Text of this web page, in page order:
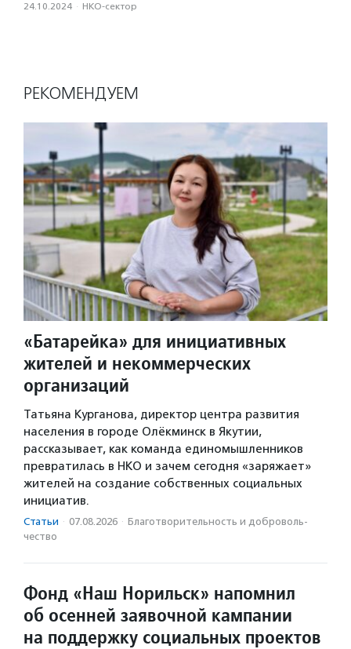
24.10.2024 · НКО-сектор
РЕКОМЕНДУЕМ
«Батарейка» для инициативных
жителей и некоммерческих
организаций
Татьяна Курганова, директор центра развития
населения в городе Олёкминск в Якутии,
рассказывает, как команда единомышленников
превратилась в НКО и зачем сегодня «заряжает»
жителей на создание собственных социальных
инициатив.
Статьи · 07.08.2026 · Благотвори­тель­ность и доброволь­
чест­во
Фонд «Наш Норильск» напомнил
об осенней заявочной кампании
на поддержку социальных проектов